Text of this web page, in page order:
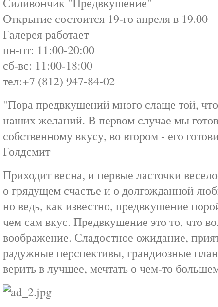
Открытие состоится 19-го апреля в 19.00
Галерея работает
пн-пт: 11:00-20:00
сб-вс: 11:00-18:00
тел:+7 (812) 947-84-02
"Пора предвкушений много слаще той,
наших желаний. В первом случае мы
собственному вкусу, во втором - его
Голдсмит
Приходит весна, и первые ласточки
о грядущем счастье и о долгожданной
но ведь, как известно, предвкушение
чем сам вкус. Предвкушение это то, что
воображение. Сладостное ожидание,
радужные перспективы, грандиозные
верить в лучшее, мечтать о чем-то